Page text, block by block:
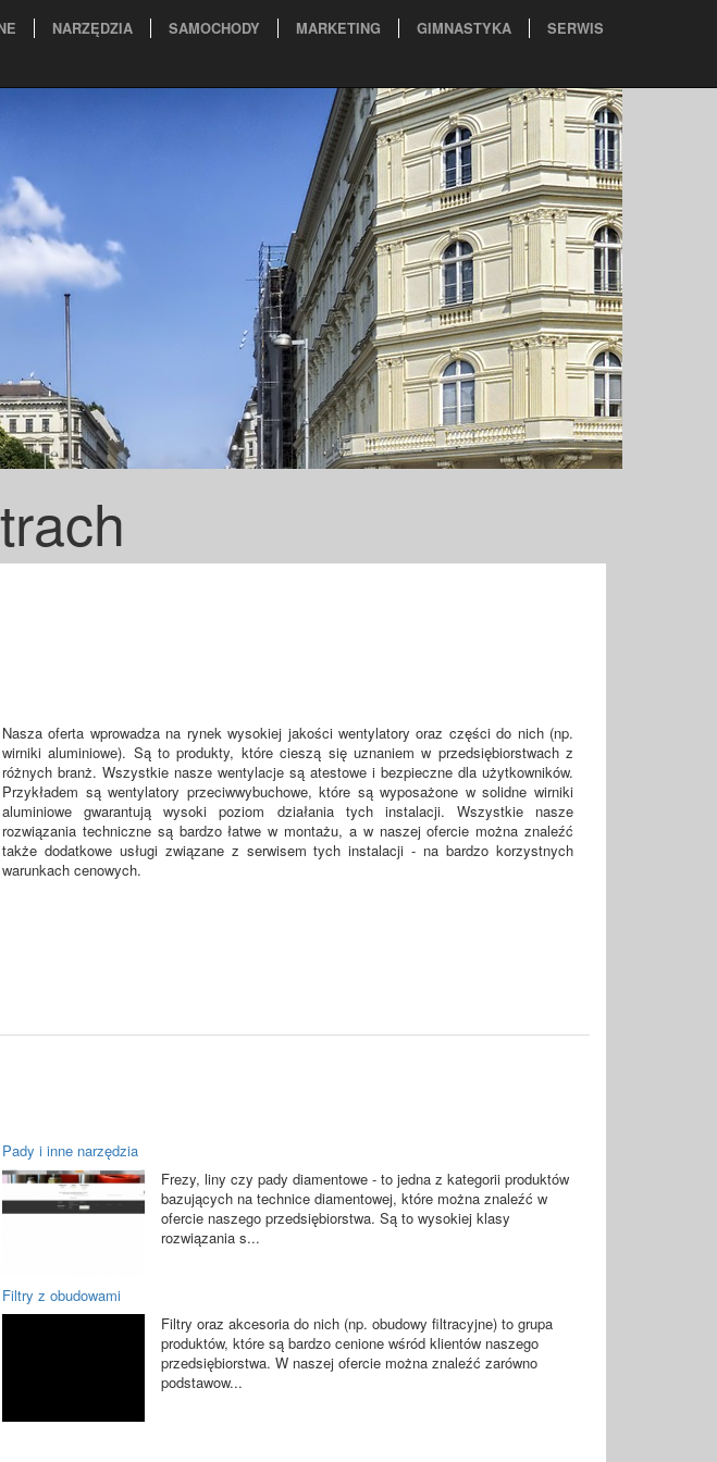
NARZĘDZIA SAMOCHODY MARKETING GIMNASTYKA
SERWIS
Nasza oferta wprowadza na rynek wysokiej jakości wentylatory oraz części do nich (np.
wirniki aluminiowe). Są to produkty, które cieszą się uznaniem w przedsiębiorstwach z
różnych branż. Wszystkie nasze wentylacje są atestowe i bezpieczne dla użytkowników.
Przykładem są wentylatory przeciwwybuchowe, które są wyposażone w solidne wirniki
aluminiowe gwarantują wysoki poziom działania tych instalacji. Wszystkie nasze
rozwiązania techniczne są bardzo łatwe w montażu, a w naszej ofercie można znaleźć
także dodatkowe usługi związane z serwisem tych instalacji - na bardzo korzystnych
warunkach cenowych.
Pady i inne narzędzia
Frezy, liny czy pady diamentowe - to jedna z kategorii produktów
bazujących na technice diamentowej, które można znaleźć w
ofercie naszego przedsiębiorstwa. Są to wysokiej klasy
rozwiązania s...
Filtry z obudowami
Filtry oraz akcesoria do nich (np. obudowy filtracyjne) to grupa
produktów, które są bardzo cenione wśród klientów naszego
przedsiębiorstwa. W naszej ofercie można znaleźć zarówno
podstawow...